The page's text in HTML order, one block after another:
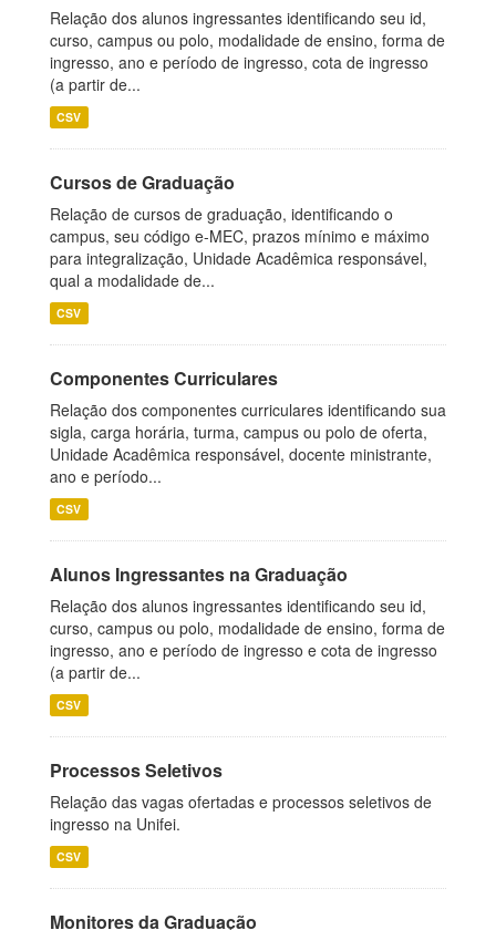
Relação dos alunos ingressantes identificando seu id,
curso, campus ou polo, modalidade de ensino, forma de
ingresso, ano e período de ingresso, cota de ingresso
(a partir de...
CSV
Cursos de Graduação
Relação de cursos de graduação, identificando o
campus, seu código e-MEC, prazos mínimo e máximo
para integralização, Unidade Acadêmica responsável,
qual a modalidade de...
CSV
Componentes Curriculares
Relação dos componentes curriculares identificando sua
sigla, carga horária, turma, campus ou polo de oferta,
Unidade Acadêmica responsável, docente ministrante,
ano e período...
CSV
Alunos Ingressantes na Graduação
Relação dos alunos ingressantes identificando seu id,
curso, campus ou polo, modalidade de ensino, forma de
ingresso, ano e período de ingresso e cota de ingresso
(a partir de...
CSV
Processos Seletivos
Relação das vagas ofertadas e processos seletivos de
ingresso na Unifei.
CSV
Monitores da Graduação